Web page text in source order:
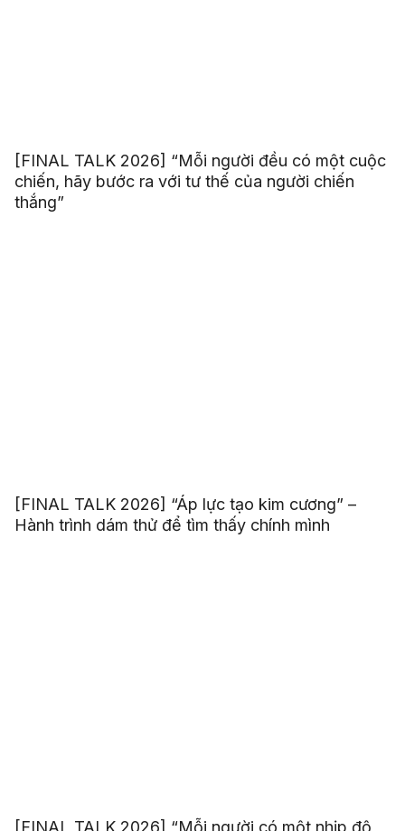
[FINAL TALK 2026] “Mỗi người đều có một cuộc
chiến, hãy bước ra với tư thế của người chiến
thắng”
[FINAL TALK 2026] “Áp lực tạo kim cương” –
Hành trình dám thử để tìm thấy chính mình
[FINAL TALK 2026] “Mỗi người có một nhịp độ